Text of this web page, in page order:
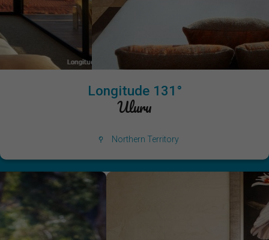
Longitude 131°
Uluru
Northern Territory